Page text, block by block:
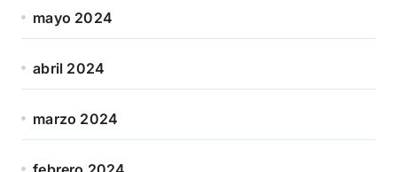
mayo 2024
abril 2024
marzo 2024